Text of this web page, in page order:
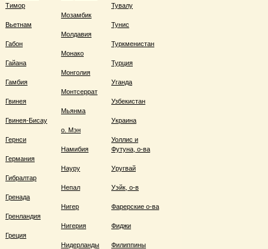
Тимор
Вьетнам
Габон
Гайана
Гамбия
Гвинея
Гвинея-Бисау
Гернси
Германия
Гибралтар
Гренада
Гренландия
Греция
Мозамбик
Молдавия
Монако
Монголия
Монтсеррат
Мьянма
о. Мэн
Намибия
Науру
Непал
Нигер
Нигерия
Нидерланды
Тувалу
Тунис
Туркменистан
Турция
Уганда
Узбекистан
Украина
Уоллис и
Футуна, о-ва
Уругвай
Уэйк, о-в
Фарерские о-ва
Фиджи
Филиппины